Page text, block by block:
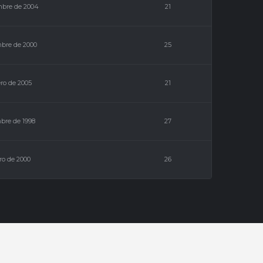
de 2004 21
de 2000 25
de 2005 21
de 1998 27
de 2000 26